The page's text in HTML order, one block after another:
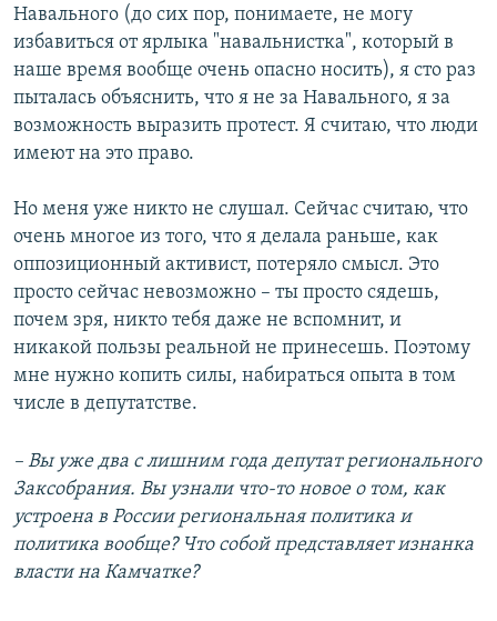
Навального (до сих пор, понимаете, не могу
избавиться от ярлыка "навальнистка", который в
наше время вообще очень опасно носить), я сто раз
пыталась объяснить, что я не за Навального, я за
возможность выразить протест. Я считаю, что люди
имеют на это право.
Но меня уже никто не слушал. Сейчас считаю, что
очень многое из того, что я делала раньше, как
оппозиционный активист, потеряло смысл. Это
просто сейчас невозможно – ты просто сядешь,
почем зря, никто тебя даже не вспомнит, и
никакой пользы реальной не принесешь. Поэтому
мне нужно копить силы, набираться опыта в том
числе в депутатстве.
– Вы уже два с лишним года депутат регионального
Заксобрания. Вы узнали что-то новое о том, как
устроена в России региональная политика и
политика вообще? Что собой представляет изнанка
власти на Камчатке?